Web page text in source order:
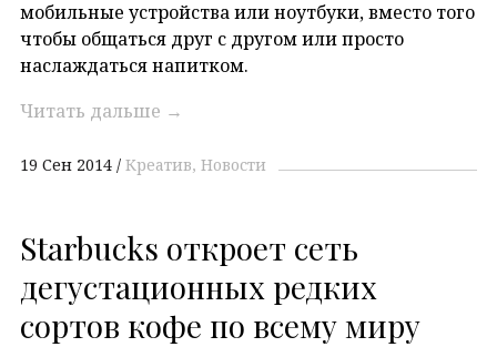
мобильные устройства или ноутбуки, вместо того
чтобы общаться друг с другом или просто
наслаждаться напитком.
Читать дальше →
19 Сен 2014 Креатив Новости
Starbucks откроет сеть
дегустационных редких
сортов кофе по всему миру